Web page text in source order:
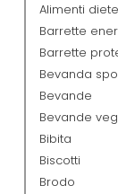
Alimenti
Barrette
Barrette
Bevanda
Bevande
Bevande
Bibita
Biscotti
Brodo